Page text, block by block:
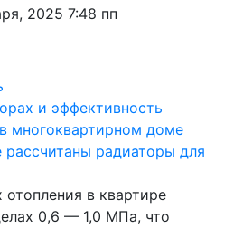
2025 7:48 пп
и эффективность
многоквартирном доме
рассчитаны радиаторы для
отопления в квартире
0,6 — 1,0 МПа, что